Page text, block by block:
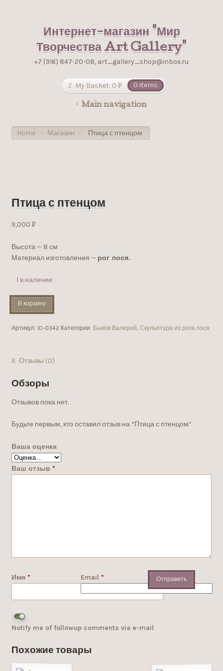
Интернет-магазин "Мир
Творчества Art Gallery"
+7 (916) 847-20-08, art_gallery_shop@inbox.ru
My Basket: 0Р
0 items
Main navigation
Home > Магазин > Птица с птенцом
Птица с птенцом
9,000 Р
Высота — 8 см
Материал изготовления — рог лося.
1 в наличии
В корзину
Артикул: ID-0342 Категории: Быков Валерий Скульптура из рога лося
Отзывы (0)
Обзоры
Отзывов пока нет.
Будьте первым, кто оставил отзыв на “Птица с птенцом”
Ваша оценка
Ваш отзыв *
Имя * Email *
Notify me of followup comments via e-mail
Похожие товары